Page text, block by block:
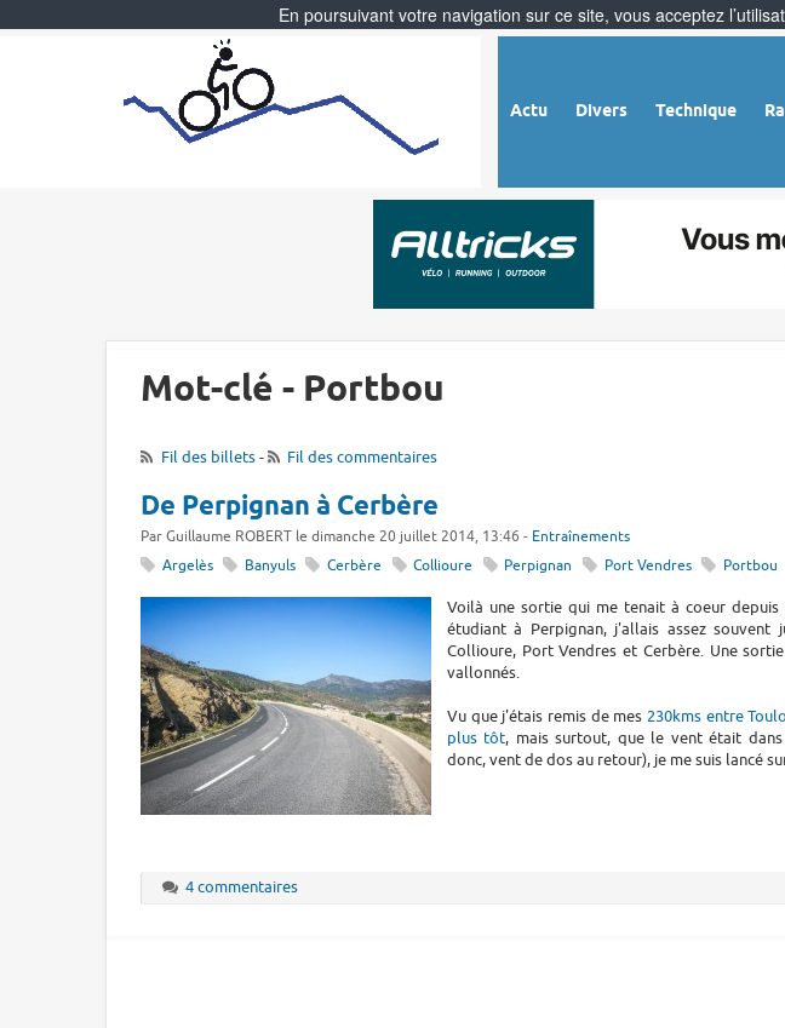
Actu Divers Technique
Mot-clé - Portbou
Fil des billets- Fil des commentaires
De Perpignan à Cerbère
Par Guillaume ROBERT le dimanche 20 juillet 2014, 13:46 - Entraînements
Argelès
Banyuls Cerbère Collioure Perpignan Port Vendres Portbou
Voilà une sortie qui me tenait à coeur
étudiant à Perpignan, j'allais assez souvent
Collioure, Port Vendres et Cerbère. Une
vallonnés.
Vu que j'étais remis de mes 230kms entre
plus tôt, mais surtout, que le vent était
donc, vent de dos au retour), je me suis lancé
4 commentaires
En poursuivant votre navigation sur ce site, vous acceptez